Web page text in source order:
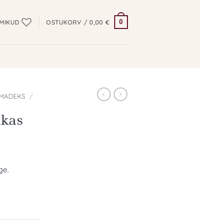
OSTUKORV /0,00 € 0
/